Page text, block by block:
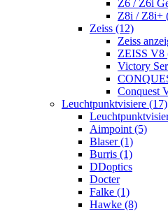
Z6 / Z6i
Z8i / Z8i+
Zeiss (12)
Zeiss
ZEISS V8
Victory
Conquest
Leuchtpunktvisiere (17)
Aimpoint (5)
Blaser (1)
Burris (1)
DDoptics
Docter
Falke (1)
Hawke (8)